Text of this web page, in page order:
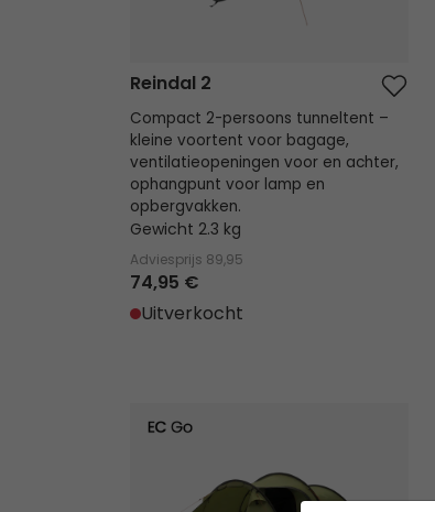
Reindal 2
Compact 2-persoons tunneltent –
kleine voortent voor bagage,
ventilatieopeningen voor en achter,
ophangpunt voor lamp en
opbergvakken.
Gewicht 2.3 kg
Adviesprijs 89,95
74,95 €
Uitverkocht